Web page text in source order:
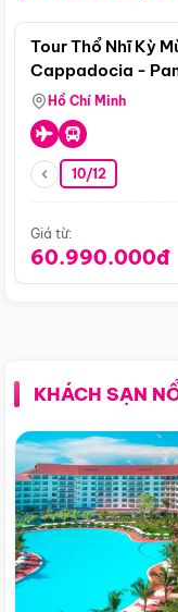
Tour Thổ Nhĩ Kỳ
Cappadocia -
Hồ Chí Minh
10/12
Giá từ:
60.990.000đ
KHÁCH SẠN